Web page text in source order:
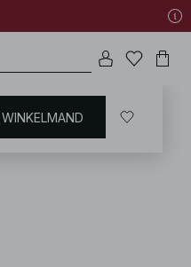
/ Brazilian Bikinis